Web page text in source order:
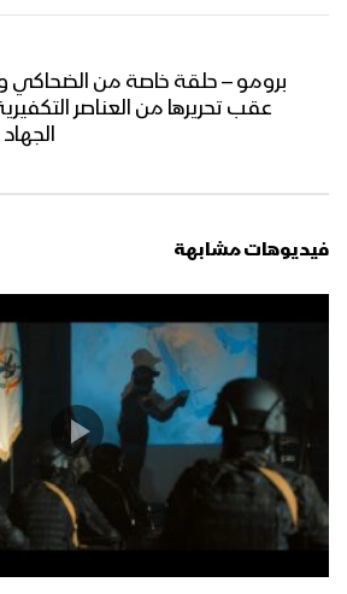
برومو – حلقة خاصة من الضحاكي
عقب تحريرها من العناصر
فيديوهات مشابهة